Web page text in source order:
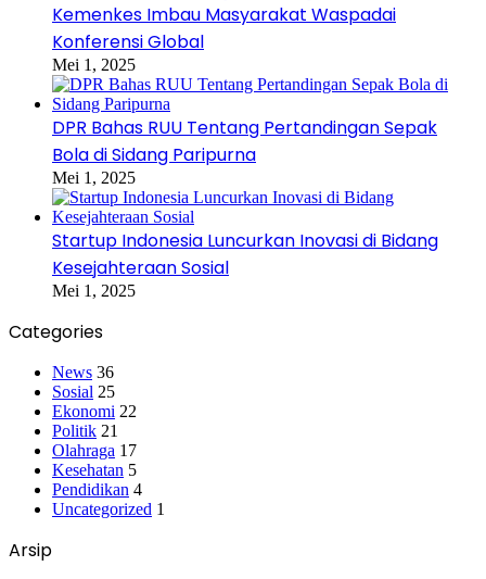
Kemenkes Imbau Masyarakat Waspadai
Konferensi Global
Mei 1, 2025
DPR Bahas RUU Tentang Pertandingan Sepak
Bola di Sidang Paripurna
Mei 1, 2025
Startup Indonesia Luncurkan Inovasi di Bidang
Kesejahteraan Sosial
Mei 1, 2025
Categories
News 36
Sosial 25
Ekonomi 22
Politik 21
Olahraga 17
Kesehatan 5
Pendidikan 4
Uncategorized 1
Arsip